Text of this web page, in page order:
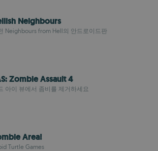
Neighbours
Neighbours from Hell의 안드로이드판
Zombie Assault 4
아이 뷰에서 좀비를 제거하세요
Area!
Turtle Games